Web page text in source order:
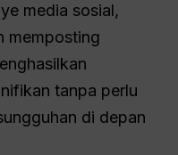
media sosial,
memposting
tanpa perlu
di depan